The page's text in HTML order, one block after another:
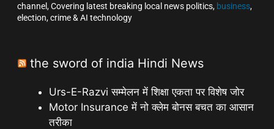
channel, Covering latest breaking local news politics, business,
election, crime & AI technology
the sword of india Hindi News
Urs-E-Razvi सम्मेलन में शिक्षा एकता पर विशेष जोर
Motor Insurance में नो क्लेम बोनस बचत का आसान
तरीका